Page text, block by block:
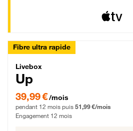
Fibre ultra rapide
Livebox Up Fibre
Livebox
Up
39,99 € par mois pendant 12 mois puis
39,99 €/mois
pendant 12 mois puis 51,99 €/mois
Engagement 12 mois